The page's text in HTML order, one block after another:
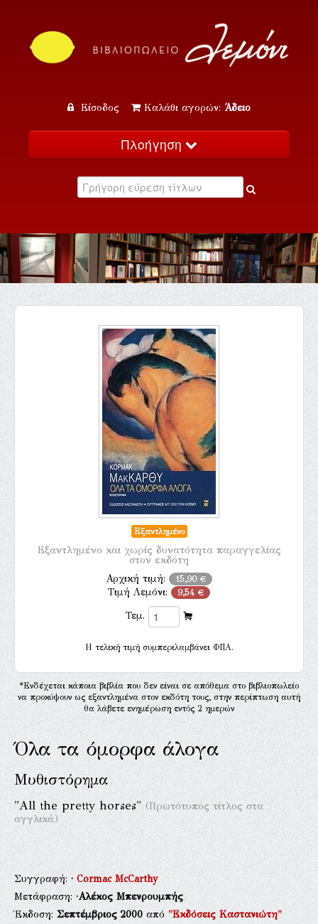
Είσοδος Καλάθι αγορών: Άδειο
Πλοήγηση
Κατάλογος
Εκδηλώσεις
Επικοινωνία
Εξαντλημένο
Εξαντλημένο και χωρίς δυνατότητα παραγγελίας
στον εκδότη
Αρχική τιμή: 15,90 €
Τιμή Λεμόνι: 9,54 €
Τεμ.
H τελική τιμή συμπεριλαμβάνει ΦΠΑ.
*Ενδέχεται κάποια βιβλία που δεν είναι σε απόθεμα στο βιβλιοπωλείο
να προκύψουν ως εξαντλημένα στον εκδότη τους, στην περίπτωση αυτή
θα λάβετε ενημέρωση εντός 2 ημερών
Όλα τα όμορφα άλογα
Μυθιστόρημα
"All the pretty horses"(Πρωτότυπος τίτλος στα
αγγλικά)
Συγγραφή:·Cormac McCarthy
Μετάφραση:·Αλέκος Μπενρουμπής
Έκδοση: Σεπτέμβριος 2000από"Εκδόσεις Καστανιώτη"